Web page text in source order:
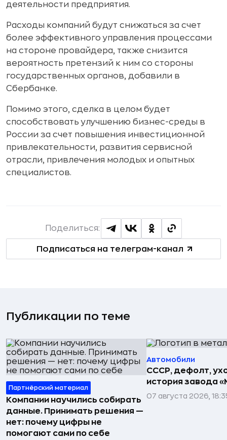
деятельности предприятия.
Расходы компаний будут снижаться за счет
более эффективного управления процессами
на стороне провайдера, также снизится
вероятность претензий к ним со стороны
государственных органов, добавили в
Сбербанке.
Помимо этого, сделка в целом будет
способствовать улучшению бизнес-среды в
России за счет повышения инвестиционной
привлекательности, развития сервисной
отрасли, привлечения молодых и опытных
специалистов.
Подписаться на телеграм-канал
Поделиться:
Публикации по теме
Партнёрский материал
Компании научились собирать
данные. Принимать решения —
нет: почему цифры не
помогают сами по себе
Автомобили
СССР, дефолт,
история завода
07 августа 2026,